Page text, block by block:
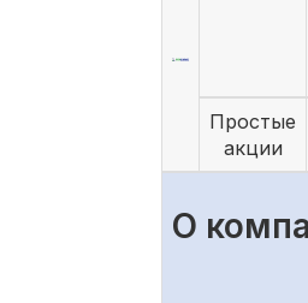
Простые
акции
О